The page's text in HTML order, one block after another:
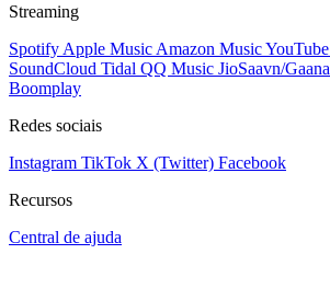
Streaming
Spotify Apple Music Amazon MusicYouTube
SoundCloud Tidal QQ Music JioSaavn/Gaana
Boomplay
Redes sociais
Instagram TikTok X (Twitter) Facebook
Recursos
Central de ajuda